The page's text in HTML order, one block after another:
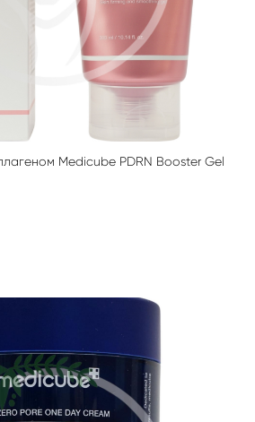
Medicube PDRN Booster Gel